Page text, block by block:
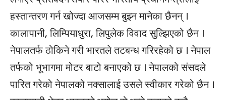
हस्तान्तरण गर्न खोज्दा आजसम्म बुझ्न मानेका छैनन् ।
कालापानी, लिम्पियाधुरा, लिपुलेक विवाद सुल्झिएको छैन ।
नेपालतर्फ ठोकिने गरी भारतले तटबन्ध गरिरहेको छ । नेपाल
तर्फको भूभागमा मोटर बाटो बनाएको छ । नेपालको संसदले
पारित गरेको नेपालको नक्सालाई उसले स्वीकार गरेको छैन ।